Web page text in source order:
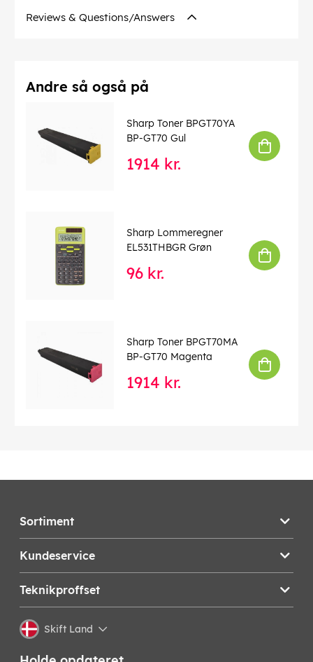
Reviews & Questions/Answers
Andre så også på
Sharp Toner BPGT70YA
BP-GT70 Gul
1914 kr.
Sharp Lommeregner
EL531THBGR Grøn
96 kr.
Sharp Toner BPGT70MA
BP-GT70 Magenta
1914 kr.
Sortiment
Kundeservice
Teknikproffset
Skift Land